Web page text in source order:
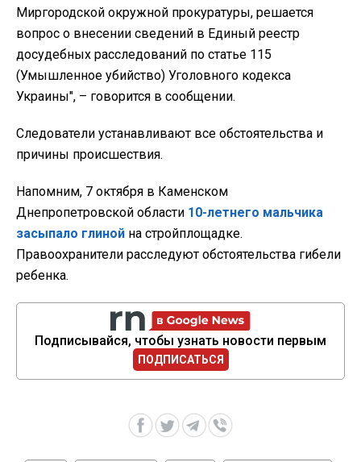
Миргородской окружной прокуратуры, решается
вопрос о внесении сведений в Единый реестр
досудебных расследований по статье 115
(Умышленное убийство) Уголовного кодекса
Украины", – говорится в сообщении.
Следователи устанавливают все обстоятельства и
причины происшествия.
Напомним, 7 октября в Каменском
Днепропетровской области 10-летнего мальчика
засыпало глиной на стройплощадке.
Правоохранители расследуют обстоятельства гибели
ребенка.
Подписывайся, чтобы узнать новости первым
ПОДПИСАТЬСЯ